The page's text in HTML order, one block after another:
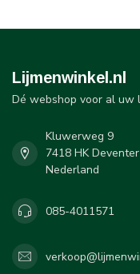
Lijmenwinkel.nl
Dé webshop voor al uw
Kluwerweg 9
7418 HK Deventer
Nederland
085-4011571